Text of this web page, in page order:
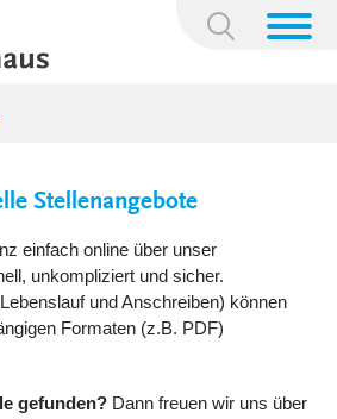
Suchbegriff:
Stellenangebote
einfach online über unser
unkompliziert und sicher.
und Anschreiben) können
Formaten (z.B. PDF)
gefunden? Dann freuen wir uns über